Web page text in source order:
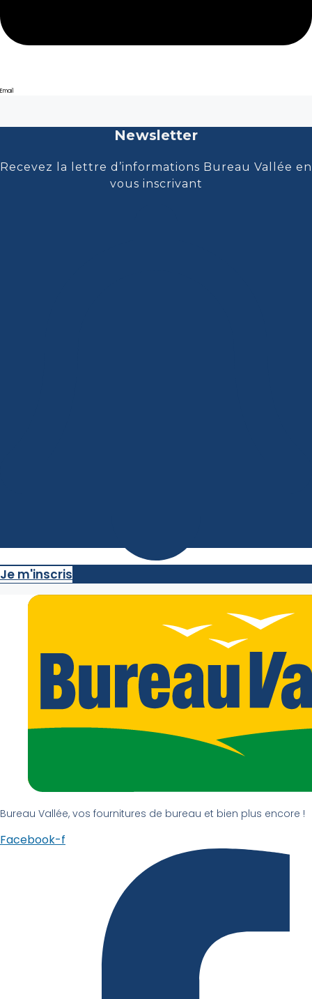
Email
Newsletter
Recevez la lettre d’informations Bureau Vallée en
vous inscrivant
Je m'inscris
Bureau Vallée, vos fournitures de bureau et bien plus encore !
Facebook-f